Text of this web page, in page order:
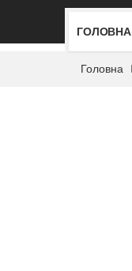
ГОЛОВНА
Головна